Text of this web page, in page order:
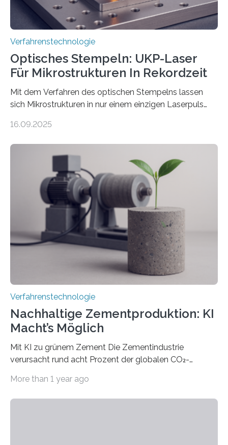
Verfahrenstechnologie
Optisches Stempeln: UKP-Laser
Für Mikrostrukturen In Rekordzeit
Mit dem Verfahren des optischen Stempelns lassen
sich Mikrostrukturen in nur einem einzigen Laserpuls
zeitaufwändiges Abscannen der Fläche. Am Fraunhofer
RWTH Aachen den Strahl eines Ultrakurzpulslasers
mithilfe eines Spatial Light Modulators (SLM) exakt in
das gewünschte Muster und bringen es direkt auf die
Werkstückoberfläche. Das beschleunigt die
Bearbeitung deutlich und eröffnet neue Möglichkeiten
für Branchen wie die stahl- und metallverarbeitende
Industrie oder die Glasverarbeitung. Erste Tests…
16.09.2025
Verfahrenstechnologie
Nachhaltige Zementproduktion: KI
Macht’s Möglich
Mit KI zu grünem Zement Die Zementindustrie
verursacht rund acht Prozent der globalen CO₂-
Flugverkehr. Forschende am Paul Scherrer Institut PSI
More than 1 year ago